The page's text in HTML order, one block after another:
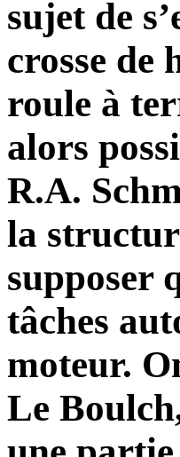
sujet de
crosse de
roule à
alors
R.A.
la
supposer
tâches
moteur.
Le